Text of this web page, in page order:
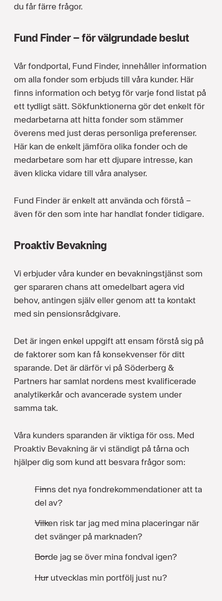
du får färre frågor.
Fund Finder – för välgrundade beslut
Vår fondportal, Fund Finder, innehåller information
om alla fonder som erbjuds till våra kunder. Här
finns information och betyg för varje fond listat på
ett tydligt sätt. Sökfunktionerna gör det enkelt för
medarbetarna att hitta fonder som stämmer
överens med just deras personliga preferenser.
Här kan de enkelt jämföra olika fonder och de
medarbetare som har ett djupare intresse, kan
även klicka vidare till våra analyser.
Fund Finder är enkelt att använda och förstå –
även för den som inte har handlat fonder tidigare.
Proaktiv Bevakning
Vi erbjuder våra kunder en bevakningstjänst som
ger spararen chans att omedelbart agera vid
behov, antingen själv eller genom att ta kontakt
med sin pensionsrådgivare.
Det är ingen enkel uppgift att ensam förstå sig på
de faktorer som kan få konsekvenser för ditt
sparande. Det är därför vi på Söderberg &
Partners har samlat nordens mest kvalificerade
analytikerkår och avancerade system under
samma tak.
Våra kunders sparanden är viktiga för oss. Med
Proaktiv Bevakning är vi ständigt på tårna och
hjälper dig som kund att besvara frågor som:
Finns det nya fondrekommendationer att ta
del av?
Vilken risk tar jag med mina placeringar när
det svänger på marknaden?
Borde jag se över mina fondval igen?
Hur utvecklas min portfölj just nu?